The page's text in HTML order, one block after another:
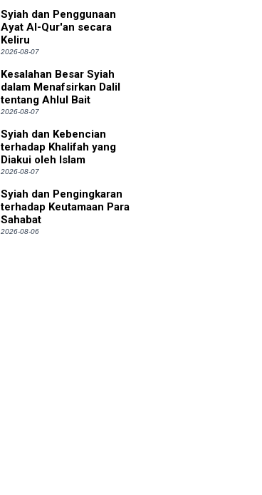
Syiah dan Penggunaan
Ayat Al-Qur'an secara
Keliru
2026-08-07
Kesalahan Besar Syiah
dalam Menafsirkan Dalil
tentang Ahlul Bait
2026-08-07
Syiah dan Kebencian
terhadap Khalifah yang
Diakui oleh Islam
2026-08-07
Syiah dan Pengingkaran
terhadap Keutamaan Para
Sahabat
2026-08-06